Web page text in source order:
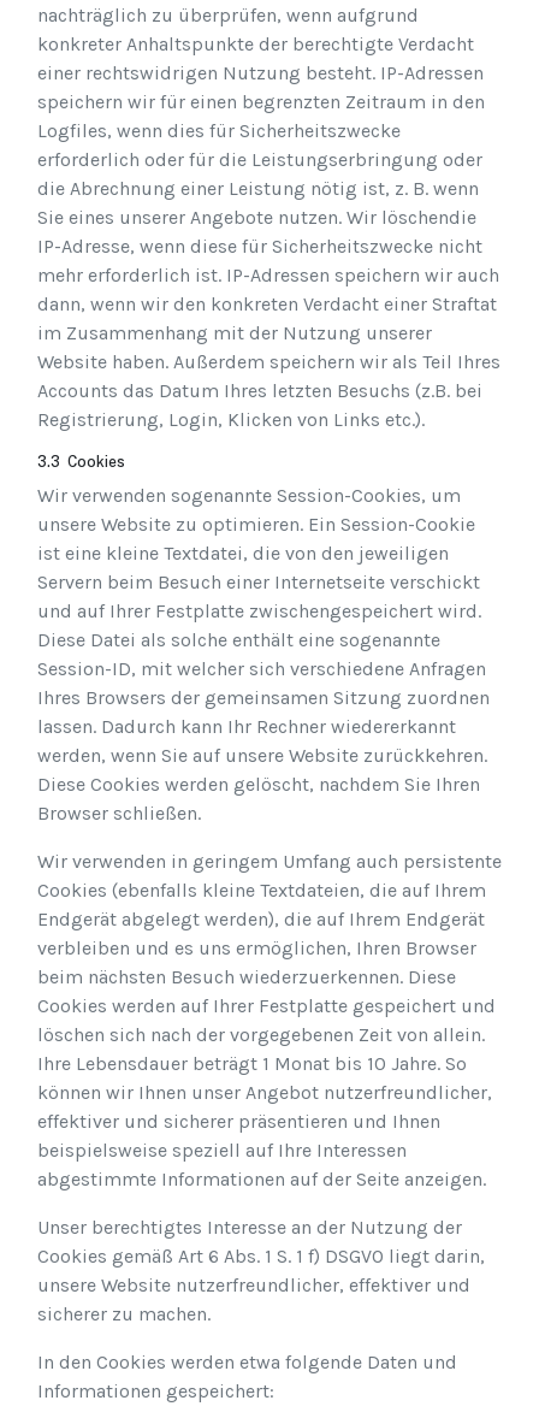
nachträglich zu überprüfen, wenn aufgrund
konkreter Anhaltspunkte der berechtigte Verdacht
einer rechtswidrigen Nutzung besteht. IP-Adressen
speichern wir für einen begrenzten Zeitraum in den
Logfiles, wenn dies für Sicherheitszwecke
erforderlich oder für die Leistungserbringung oder
die Abrechnung einer Leistung nötig ist, z. B. wenn
Sie eines unserer Angebote nutzen. Wir löschendie
IP-Adresse, wenn diese für Sicherheitszwecke nicht
mehr erforderlich ist. IP-Adressen speichern wir auch
dann, wenn wir den konkreten Verdacht einer Straftat
im Zusammenhang mit der Nutzung unserer
Website haben. Außerdem speichern wir als Teil Ihres
Accounts das Datum Ihres letzten Besuchs (z.B. bei
Registrierung, Login, Klicken von Links etc.).
3.3 Cookies
Wir verwenden sogenannte Session-Cookies, um
unsere Website zu optimieren. Ein Session-Cookie
ist eine kleine Textdatei, die von den jeweiligen
Servern beim Besuch einer Internetseite verschickt
und auf Ihrer Festplatte zwischengespeichert wird.
Diese Datei als solche enthält eine sogenannte
Session-ID, mit welcher sich verschiedene Anfragen
Ihres Browsers der gemeinsamen Sitzung zuordnen
lassen. Dadurch kann Ihr Rechner wiedererkannt
werden, wenn Sie auf unsere Website zurückkehren.
Diese Cookies werden gelöscht, nachdem Sie Ihren
Browser schließen.
Wir verwenden in geringem Umfang auch persistente
Cookies (ebenfalls kleine Textdateien, die auf Ihrem
Endgerät abgelegt werden), die auf Ihrem Endgerät
verbleiben und es uns ermöglichen, Ihren Browser
beim nächsten Besuch wiederzuerkennen. Diese
Cookies werden auf Ihrer Festplatte gespeichert und
löschen sich nach der vorgegebenen Zeit von allein.
Ihre Lebensdauer beträgt 1 Monat bis 10 Jahre. So
können wir Ihnen unser Angebot nutzerfreundlicher,
effektiver und sicherer präsentieren und Ihnen
beispielsweise speziell auf Ihre Interessen
abgestimmte Informationen auf der Seite anzeigen.
Unser berechtigtes Interesse an der Nutzung der
Cookies gemäß Art 6 Abs. 1 S. 1 f) DSGVO liegt darin,
unsere Website nutzerfreundlicher, effektiver und
sicherer zu machen.
In den Cookies werden etwa folgende Daten und
Informationen gespeichert: